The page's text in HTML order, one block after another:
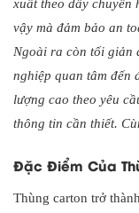
xuất theo dây chuyền
vậy mà đảm bảo an
Ngoài ra còn tối giản
nghiệp quan tâm đến
lượng cao theo yêu
thông tin cần thiết.
Đặc Điểm Của
Thùng carton trở